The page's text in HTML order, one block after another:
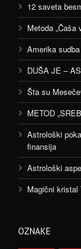
12 saveta
Metoda „Čaša
Amerika
DUŠA JE –
Šta su
METOD
Astrološki
finansija
Astrološki
Magični kristal
OZNAKE